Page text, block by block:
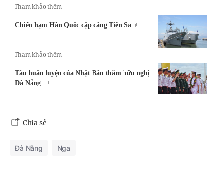
Tham khảo thêm
Chiến hạm Hàn Quốc cập cảng Tiên Sa
Tham khảo thêm
Tàu huấn luyện của Nhật Bản thăm hữu nghị
Đà Nẵng
Chia sẻ
Đà Nẵng Nga